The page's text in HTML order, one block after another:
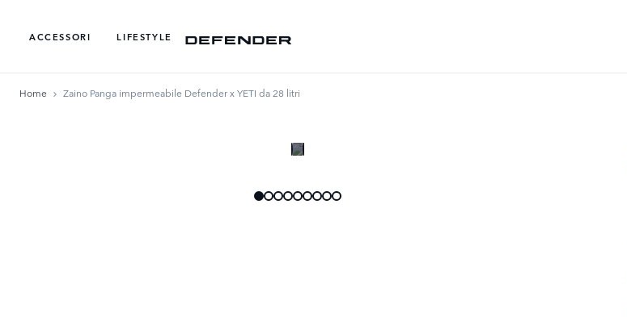
ACCESSORI
LIFESTYLE
Home Zaino Panga impermeabile Defender x YETI da 28 litri